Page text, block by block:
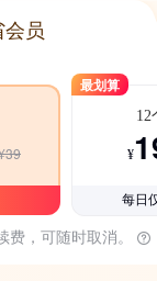
员
最划算
12
¥
每日
费，可随时取消。